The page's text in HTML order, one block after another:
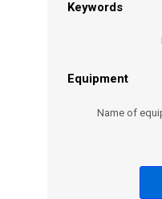
Keywords
Equipment
Name of